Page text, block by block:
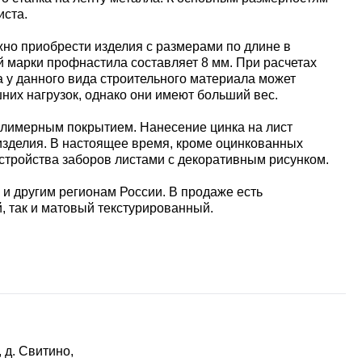
приобрести изделия с размерами по длине в
профнастила составляет 8 мм. При расчетах
данного вида строительного материала может
нагрузок, однако они имеют больший вес.
покрытием. Нанесение цинка на лист
В настоящее время, кроме оцинкованных
заборов листами с декоративным рисунком.
другим регионам России. В продаже есть
и матовый текстурированный.
Свитино,